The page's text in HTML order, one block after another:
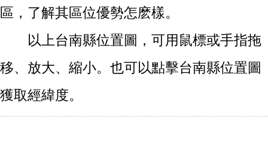
區，了解其區位優勢怎麽樣。
以上台南縣位置圖，可用鼠標或手指拖
移、放大、縮小。也可以點擊台南縣位置圖
獲取經緯度。